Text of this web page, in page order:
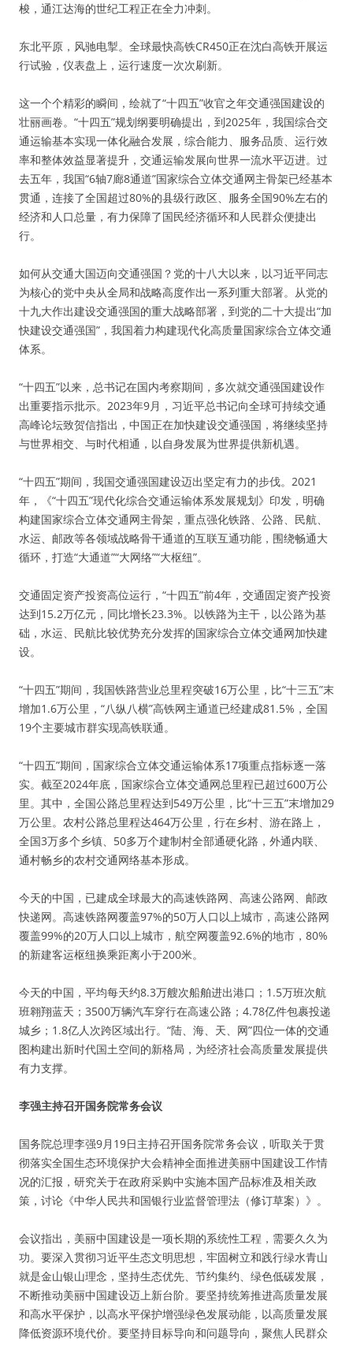
梭，通江达海的世纪工程正在全力冲刺。
东北平原，风驰电掣。全球最快高铁CR450正在沈白高铁开展运
行试验，仪表盘上，运行速度一次次刷新。
这一个个精彩的瞬间，绘就了“十四五”收官之年交通强国建设的
壮丽画卷。“十四五”规划纲要明确提出，到2025年，我国综合交
通运输基本实现一体化融合发展，综合能力、服务品质、运行效
率和整体效益显著提升，交通运输发展向世界一流水平迈进。过
去五年，我国“6轴7廊8通道”国家综合立体交通网主骨架已经基本
贯通，连接了全国超过80%的县级行政区、服务全国90%左右的
经济和人口总量，有力保障了国民经济循环和人民群众便捷出
行。
如何从交通大国迈向交通强国？党的十八大以来，以习近平同志
为核心的党中央从全局和战略高度作出一系列重大部署。从党的
十九大作出建设交通强国的重大战略部署，到党的二十大提出“加
快建设交通强国”，我国着力构建现代化高质量国家综合立体交通
体系。
“十四五”以来，总书记在国内考察期间，多次就交通强国建设作
出重要指示批示。2023年9月，习近平总书记向全球可持续交通
高峰论坛致贺信指出，中国正在加快建设交通强国，将继续坚持
与世界相交、与时代相通，以自身发展为世界提供新机遇。
“十四五”期间，我国交通强国建设迈出坚定有力的步伐。2021
年，《“十四五”现代化综合交通运输体系发展规划》印发，明确
构建国家综合立体交通网主骨架，重点强化铁路、公路、民航、
水运、邮政等各领域战略骨干通道的互联互通功能，围绕畅通大
循环，打造“大通道”“大网络”“大枢纽”。
交通固定资产投资高位运行，“十四五”前4年，交通固定资产投资
达到15.2万亿元，同比增长23.3%。以铁路为主干，以公路为基
础，水运、民航比较优势充分发挥的国家综合立体交通网加快建
设。
“十四五”期间，我国铁路营业总里程突破16万公里，比“十三五”末
增加1.6万公里，“八纵八横”高铁网主通道已经建成81.5%，全国
19个主要城市群实现高铁联通。
“十四五”期间，国家综合立体交通运输体系17项重点指标逐一落
实。截至2024年底，国家综合立体交通网总里程已超过600万公
里。其中，全国公路总里程达到549万公里，比“十三五”末增加29
万公里。农村公路总里程达464万公里，行在乡村、游在路上，
全国3万多个乡镇、50多万个建制村全部通硬化路，外通内联、
通村畅乡的农村交通网络基本形成。
今天的中国，已建成全球最大的高速铁路网、高速公路网、邮政
快递网。高速铁路网覆盖97%的50万人口以上城市，高速公路网
覆盖99%的20万人口以上城市，航空网覆盖92.6%的地市，80%
的新建客运枢纽换乘距离小于200米。
今天的中国，平均每天约8.3万艘次船舶进出港口；1.5万班次航
班翱翔蓝天；3500万辆汽车穿行在高速公路；4.78亿件包裹投递
城乡；1.8亿人次跨区域出行。“陆、海、天、网”四位一体的交通
图构建出新时代国土空间的新格局，为经济社会高质量发展提供
有力支撑。
李强主持召开国务院常务会议
国务院总理李强9月19日主持召开国务院常务会议，听取关于贯
彻落实全国生态环境保护大会精神全面推进美丽中国建设工作情
况的汇报，研究关于在政府采购中实施本国产品标准及相关政
策，讨论《中华人民共和国银行业监督管理法（修订草案）》。
会议指出，美丽中国建设是一项长期的系统性工程，需要久久为
功。要深入贯彻习近平生态文明思想，牢固树立和践行绿水青山
就是金山银山理念，坚持生态优先、节约集约、绿色低碳发展，
不断推动美丽中国建设迈上新台阶。要坚持统筹推进高质量发展
和高水平保护，以高水平保护增强绿色发展动能，以高质量发展
降低资源环境代价。要坚持目标导向和问题导向，聚焦人民群众